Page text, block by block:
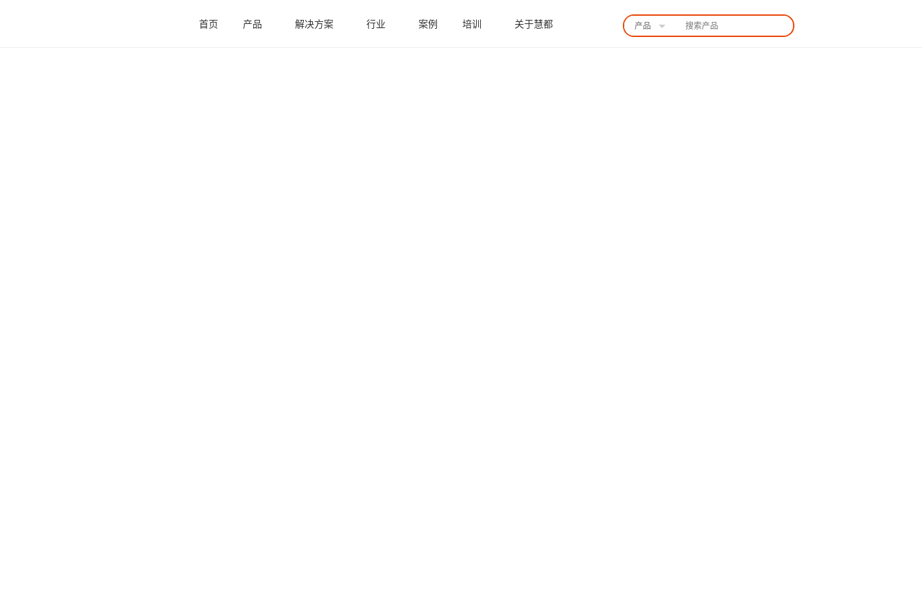
首页 产品 解决方案 行业 案例 培训 关于慧都 产品